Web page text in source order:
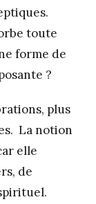
toute
forme de
?
plus
La notion
elle
de